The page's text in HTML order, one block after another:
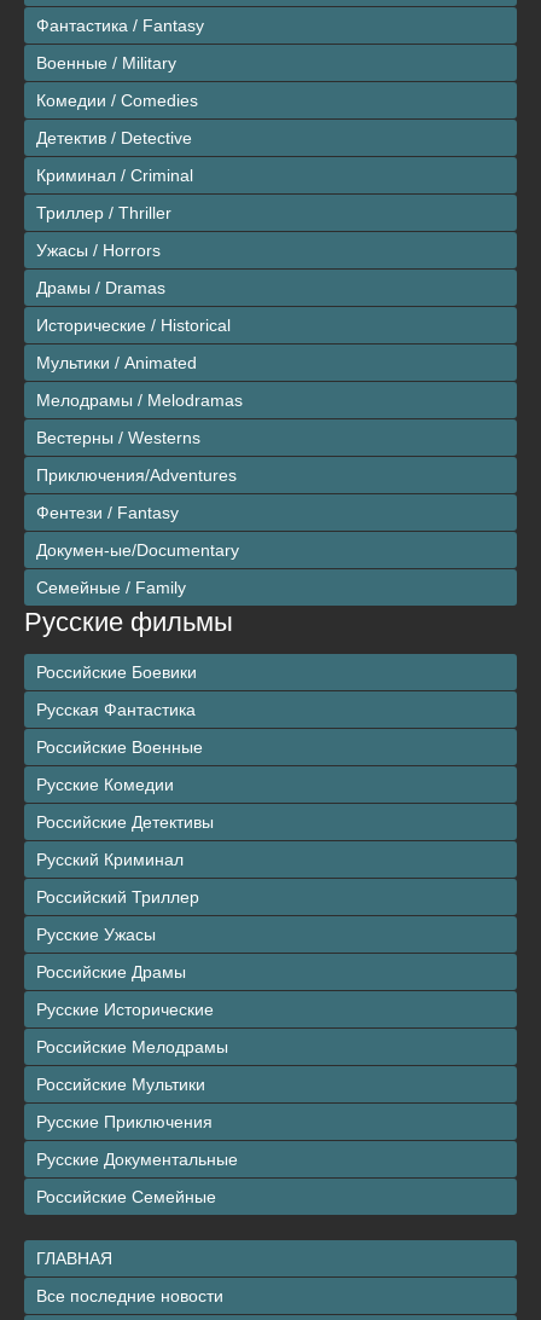
Фантастика / Fantasy
Военные / Military
Комедии / Comedies
Детектив / Detective
Криминал / Criminal
Триллер / Thriller
Ужасы / Horrors
Драмы / Dramas
Исторические / Historical
Мультики / Animated
Мелодрамы / Melodramas
Вестерны / Westerns
Приключения/Adventures
Фентези / Fantasy
Докумен-ые/Documentary
Семейные / Family
Русские фильмы
Российские Боевики
Русская Фантастика
Российские Военные
Русские Комедии
Российские Детективы
Русский Криминал
Российский Триллер
Русские Ужасы
Российские Драмы
Русские Исторические
Российские Мелодрамы
Российские Мультики
Русские Приключения
Русские Документальные
Российские Семейные
ГЛАВНАЯ
Все последние новости